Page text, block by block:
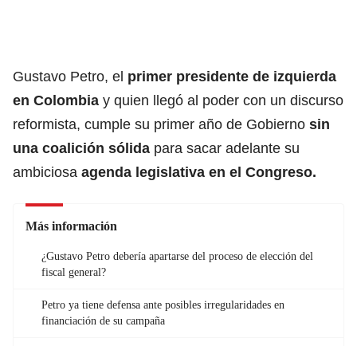
Gustavo Petro, el primer presidente de izquierda
en Colombia y quien llegó al poder con un discurso
reformista, cumple su primer año de Gobierno sin
una coalición sólida para sacar adelante su
ambiciosa agenda legislativa en el Congreso.
Más información
¿Gustavo Petro debería apartarse del proceso de elección del
fiscal general?
Petro ya tiene defensa ante posibles irregularidades en
financiación de su campaña